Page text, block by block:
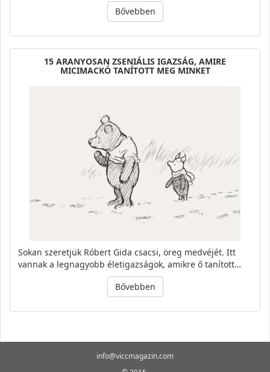
Bővebben
15 ARANYOSAN ZSENIÁLIS IGAZSÁG, AMIRE
MICIMACKÓ TANÍTOTT MEG MINKET
Sokan szeretjük Róbert Gida csacsi, öreg medvéjét. Itt
vannak a legnagyobb életigazságok, amikre ő tanított…
Bővebben
info@viccmagazin.com